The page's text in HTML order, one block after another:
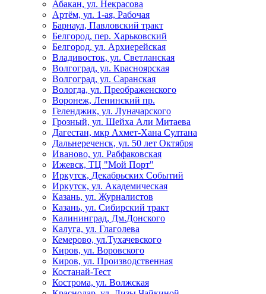
Абакан, ул. Некрасова
Артём, ул. 1-ая, Рабочая
Барнаул, Павловский тракт
Белгород, пер. Харьковский
Белгород, ул. Архиерейская
Владивосток, ул. Светланская
Волгоград, ул. Красноярская
Волгоград, ул. Саранская
Вологда, ул. Преображенского
Воронеж, Ленинский пр.
Геленджик, ул. Луначарского
Грозный, ул. Шейха Али Митаева
Дагестан, мкр Ахмет-Хана Султана
Дальнереченск, ул. 50 лет Октября
Иваново, ул. Рабфаковская
Ижевск, ТЦ "Мой Порт"
Иркутск, Декабрьских Событий
Иркутск, ул. Академическая
Казань, ул. Журналистов
Казань, ул. Сибирский тракт
Калининград, Дм.Донского
Калуга, ул. Глаголева
Кемерово, ул.Тухачевского
Киров, ул. Воровского
Киров, ул. Производственная
Костанай-Тест
Кострома, ул. Волжская